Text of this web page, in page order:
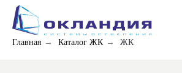
Главная → Каталог ЖК → ЖК